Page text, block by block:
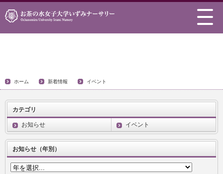
新着情報
ホーム 新着情報 イベント
カテゴリ
お知らせ イベント
お知らせ（年別）